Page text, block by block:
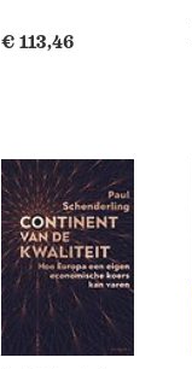
€ 113,46